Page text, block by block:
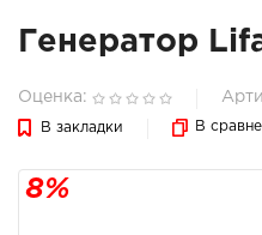
Генератор
Оценка:
В закладки В
8%